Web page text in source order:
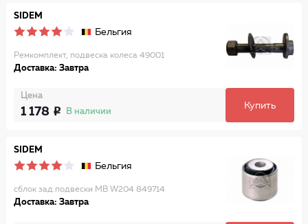
SIDEM
Бельгия
Ремкомплект, подвеска колеса 49001
Доставка: Завтра
Цена
1 178 В наличии
Купить
SIDEM
Бельгия
сблок зад.подвески MB W204 849714
Доставка: Завтра